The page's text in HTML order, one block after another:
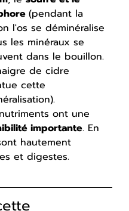
(pendant la
l'os se déminéralise
les minéraux se
dans le bouillon.
de cidre
cette
ont une
importante. En
hautement
et digestes.